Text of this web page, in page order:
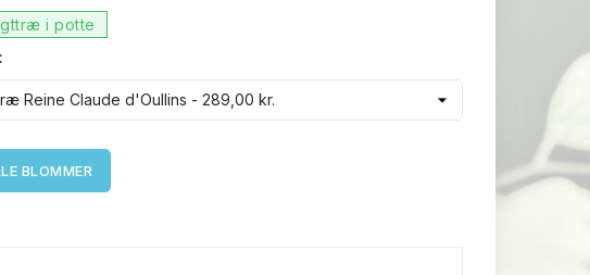
i potte
BLOMMER